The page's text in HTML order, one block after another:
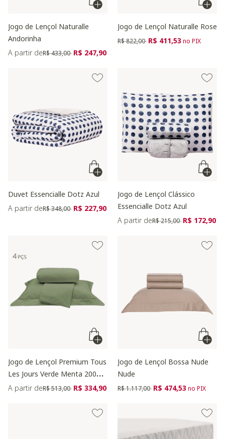
Jogo de Lençol Naturalle
Andorinha
A partir dePreço reduzido de
R$ 433,00 para
R$ 247,90
Jogo de Lençol Naturalle Rose
Preço reduzido de
R$ 822,00 para
R$ 411,53no PIX
Duvet Essencialle Dotz Azul
A partir dePreço reduzido de
R$ 348,00 para
R$ 227,90
Jogo de Lençol Clássico
Essencialle Dotz Azul
A partir dePreço reduzido de
R$ 215,00 para
R$ 172,90
Jogo de Lençol Premium Tous
Les Jours Verde Menta 200
Fios
A partir dePreço reduzido de
R$ 513,00 para
R$ 334,90
Jogo de Lençol Bossa Nude
Nude
Preço reduzido de
R$ 1.117,00 para
R$ 474,53no PIX